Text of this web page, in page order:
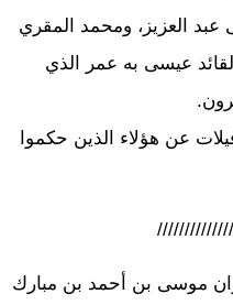
عبد العزيز، ومحمد المقري
عيسى به عمر الذي
عن هؤلاء الذين حكموا
موسى بن أحمد بن مبارك